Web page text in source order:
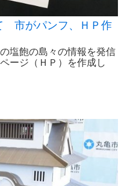
市がパンフ、ＨＰ作
塩飽の島々の情報を発信
ージ（ＨＰ）を作成し